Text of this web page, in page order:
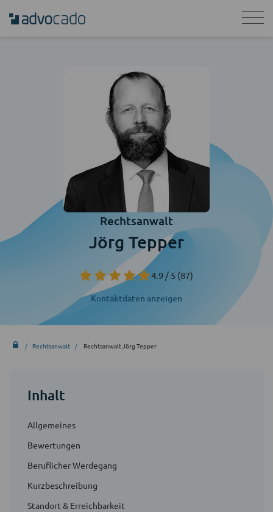
Rechtsanwalt
Jörg Tepper
4.9 / 5 (87)
Kontaktdaten anzeigen
Rechtsanwalt Rechtsanwalt Jörg Tepper
Inhalt
Allgemeines
Bewertungen
Beruflicher Werdegang
Kurzbeschreibung
Standort & Erreichbarkeit